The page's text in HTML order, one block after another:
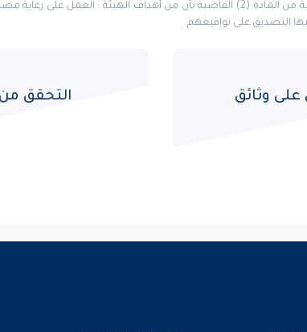
بناءً على ما نص عليه تنظيم الهيئة السعودية للمحامين في الفقرة الثانية من المادة (2)
التصديق على تواقيعهم.
وثائق التحقق